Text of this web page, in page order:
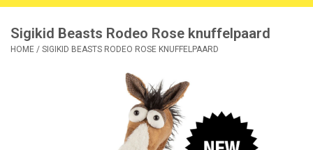
SALE
Cadeauservice
Sigikid Beasts Rodeo Rose knuffelpaard
HOME / SIGIKID BEASTS RODEO ROSE KNUFFELPAARD